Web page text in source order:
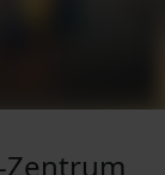
Zentrum